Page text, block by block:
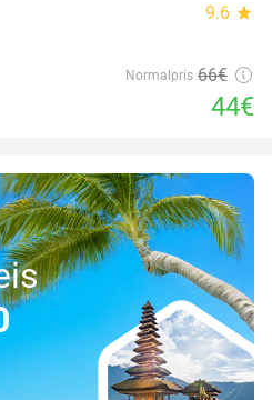
9.6 star
Normalpris 66€
44€